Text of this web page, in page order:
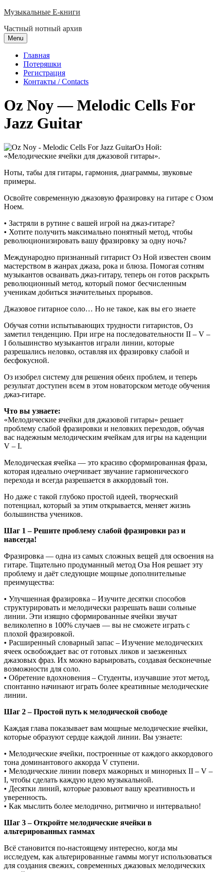
Skip
content
Музыкальные E-книги
Частный нотный архив
Menu
Главная
Потеряшки
Регистрация
Контакты / Contacts
Oz Noy — Melodic Cells For
Jazz Guitar
Оз Ной:
«Мелодические ячейки для джазовой гитары».
Ноты, табы для гитары, гармония, диаграммы, звуковые
примеры.
Освойте современную джазовую фразировку на гитаре с Озом
Ноем.
• Застряли в рутине с вашей игрой на джаз-гитаре?
• Хотите получить максимально понятный метод, чтобы
революционизировать вашу фразировку за одну ночь?
Международно признанный гитарист Оз Ной известен своим
мастерством в жанрах джаза, рока и блюза. Помогая сотням
музыкантов осваивать джаз-гитару, теперь он готов раскрыть
революционный метод, который помог бесчисленным
ученикам добиться значительных прорывов.
Джазовое гитарное соло… Но не такое, как вы его знаете
Обучая сотни испытывающих трудности гитаристов, Оз
заметил тенденцию. При игре на последовательности II – V –
I большинство музыкантов играли линии, которые
разрешались неловко, оставляя их фразировку слабой и
бесфокусной.
Оз изобрел систему для решения обеих проблем, и теперь
результат доступен всем в этом новаторском методе обучения
джаз-гитаре.
Что вы узнаете:
«Мелодические ячейки для джазовой гитары» решает
проблему слабой фразировки и неловких переходов, обучая
вас надежным мелодическим ячейкам для игры на каденции
V – I.
Мелодическая ячейка — это красиво сформированная фраза,
которая идеально очерчивает звучание гармонического
перехода и всегда разрешается в аккордовый тон.
Но даже с такой глубоко простой идеей, творческий
потенциал, который за этим открывается, меняет жизнь
большинства учеников.
Шаг 1 – Решите проблему слабой фразировки раз и
навсегда!
Фразировка — одна из самых сложных вещей для освоения на
гитаре. Тщательно продуманный метод Оза Ноя решает эту
проблему и даёт следующие мощные дополнительные
преимущества:
• Улучшенная фразировка – Изучите десятки способов
структурировать и мелодически разрешать ваши сольные
линии. Эти изящно сформированные ячейки звучат
великолепно в 100% случаев — вы не сможете играть с
плохой фразировкой.
• Расширенный словарный запас – Изучение мелодических
ячеек освобождает вас от готовых ликов и заезженных
джазовых фраз. Их можно варьировать, создавая бесконечные
возможности для соло.
• Обретение вдохновения – Студенты, изучавшие этот метод,
спонтанно начинают играть более креативные мелодические
линии.
Шаг 2 – Простой путь к мелодической свободе
Каждая глава показывает вам мощные мелодические ячейки,
которые образуют сердце каждой линии. Вы узнаете:
• Мелодические ячейки, построенные от каждого аккордового
тона доминантового аккорда V ступени.
• Мелодические линии поверх мажорных и минорных II – V –
I, чтобы сделать каждую идею музыкальной.
• Десятки линий, которые разовьют вашу креативность и
уверенность.
• Как мыслить более мелодично, ритмично и интервально!
Шаг 3 – Откройте мелодические ячейки в
альтерированных гаммах
Всё становится по-настоящему интересно, когда мы
исследуем, как альтерированные гаммы могут использоваться
для создания свежих, современных джазовых мелодических